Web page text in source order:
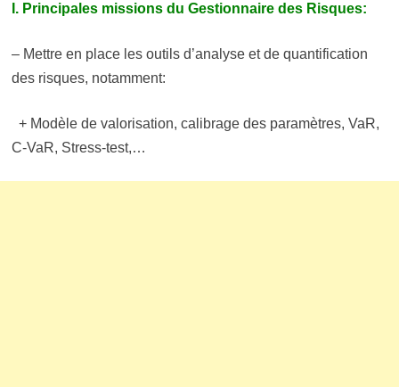
I. Principales missions du Gestionnaire des Risques:
– Mettre en place les outils d’analyse et de quantification
des risques, notamment:
+ Modèle de valorisation, calibrage des paramètres, VaR,
C-VaR, Stress-test,…